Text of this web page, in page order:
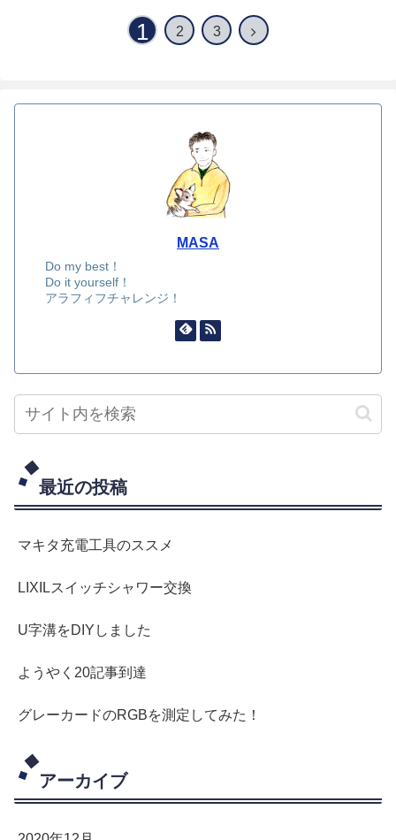
1 2 3
MASA
Do my best！
Do it yourself！
アラフィフチャレンジ！
最近の投稿
マキタ充電工具のススメ
LIXILスイッチシャワー交換
U字溝をDIYしました
ようやく20記事到達
グレーカードのRGBを測定してみた！
アーカイブ